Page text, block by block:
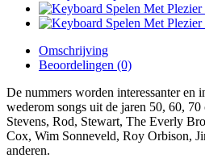
Omschrijving
Beoordelingen (0)
De nummers worden interessanter en
wederom songs uit de jaren 50, 60,
Stevens, Rod, Stewart, The Everly
Cox, Wim Sonneveld, Roy Orbison,
anderen.